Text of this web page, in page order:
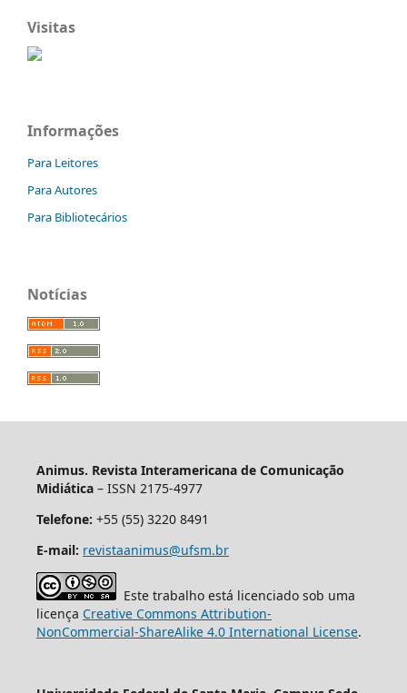
Visitas
Informações
Para Leitores
Para Autores
Para Bibliotecários
Notícias
Animus. Revista Interamericana de Comunicação
Midiática– ISSN 2175-4977
Telefone: +55 (55) 3220 8491
E-mail: revistaanimus@ufsm.br
Este trabalho está licenciado sob uma
licença Creative Commons Attribution-
NonCommercial-ShareAlike 4.0 International License.